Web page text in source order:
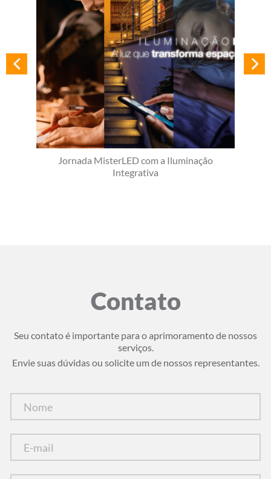
Jornada MisterLED com a Iluminação
Integrativa
Contato
Seu contato é importante para o aprimoramento de nossos
serviços.
Envie suas dúvidas ou solicite um de nossos representantes.